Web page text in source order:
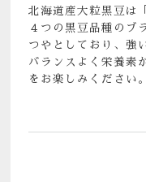
北海道産大粒黒豆は
４つの黒豆品種のブ
つやとしており、強
バランスよく栄養素
をお楽しみください。